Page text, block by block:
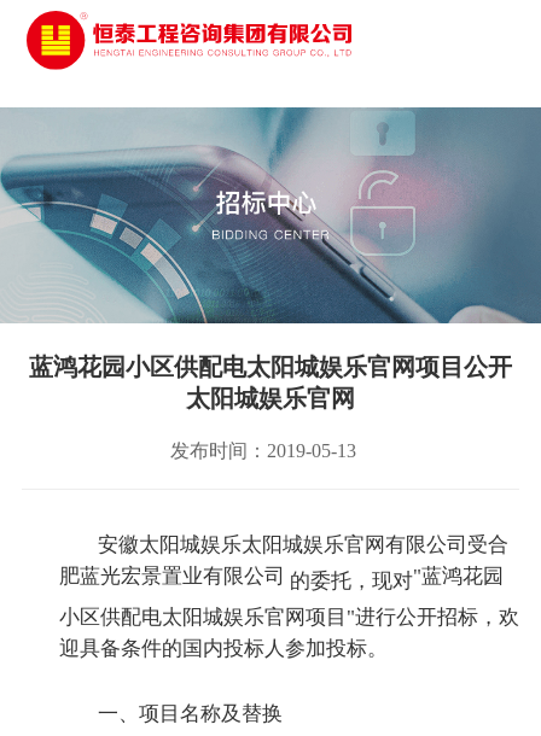
太阳城娱乐
蓝鸿花园小区供配电太阳城娱乐官网项目公开
太阳城娱乐官网
发布时间：2019-05-13
安徽太阳城娱乐太阳城娱乐官网有限公司受合
肥蓝光宏景置业有限公司 的委托，现对"蓝鸿花园
小区供配电太阳城娱乐官网项目"进行公开招标，欢
迎具备条件的国内投标人参加投标。
一、项目名称及替换